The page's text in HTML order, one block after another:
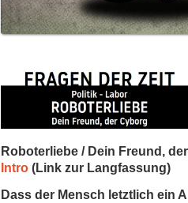
Roboterliebe / Dein Freund,
Intro (Link zur Langfassung)
Dass der Mensch letztlich ein